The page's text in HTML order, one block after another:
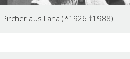
Pircher aus Lana (*1926 †1988)